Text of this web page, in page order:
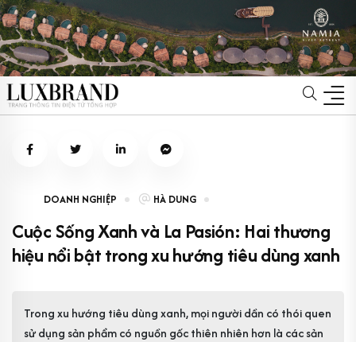
DOANH NGHIỆP HÀ DUNG
Cuộc Sống Xanh và La Pasión: Hai thương
hiệu nổi bật trong xu hướng tiêu dùng xanh
Trong xu hướng tiêu dùng xanh, mọi người dần có thói quen
sử dụng sản phẩm có nguồn gốc thiên nhiên hơn là các sản